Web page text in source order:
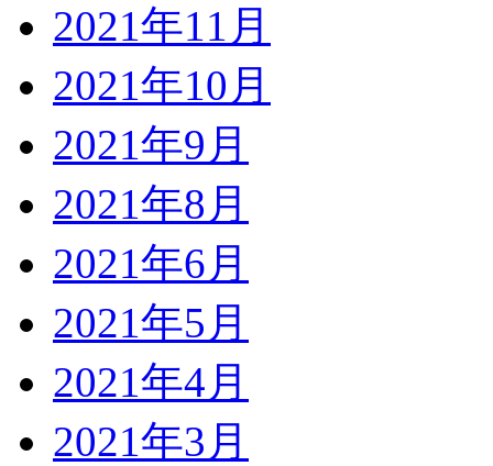
2021年11月
2021年10月
2021年9月
2021年8月
2021年6月
2021年5月
2021年4月
2021年3月